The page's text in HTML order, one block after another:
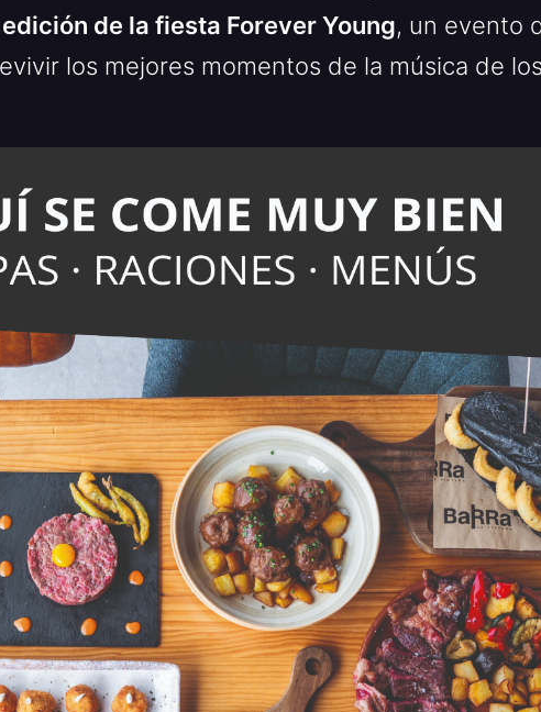
edición de la fiesta Forever Young, un evento
los mejores momentos de la música de